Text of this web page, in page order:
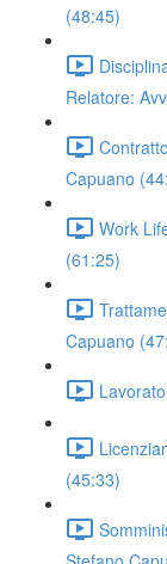
(48:45)
Relatore:
Capuano
Work
(61:25)
Capuano
(45:33)